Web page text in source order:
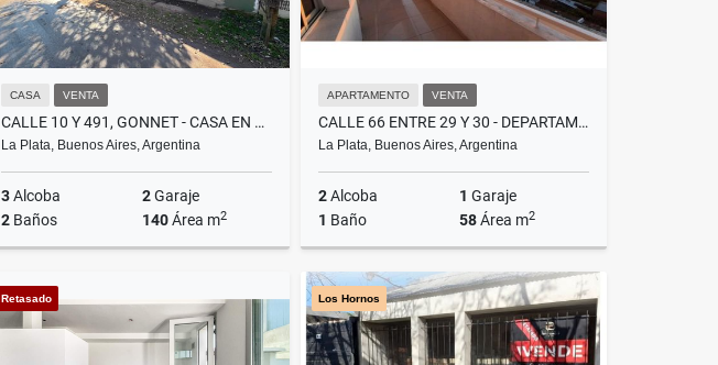
CASA VENTA
CALLE 10 Y 491, GONNET - CASA EN VENTA -
La Plata, Buenos Aires, Argentina
3Alcoba 2Garaje
2 Baños 140Área m2
US$60,000
APARTAMENTO VENTA
CALLE 66 ENTRE 29 Y 30 - DEPARTAMENTO EN VENTA
La Plata, Buenos Aires, Argentina
2Alcoba 1 Garaje
1 Baño 58Área m2
Venta
US$93,000
Retasado Los Hornos